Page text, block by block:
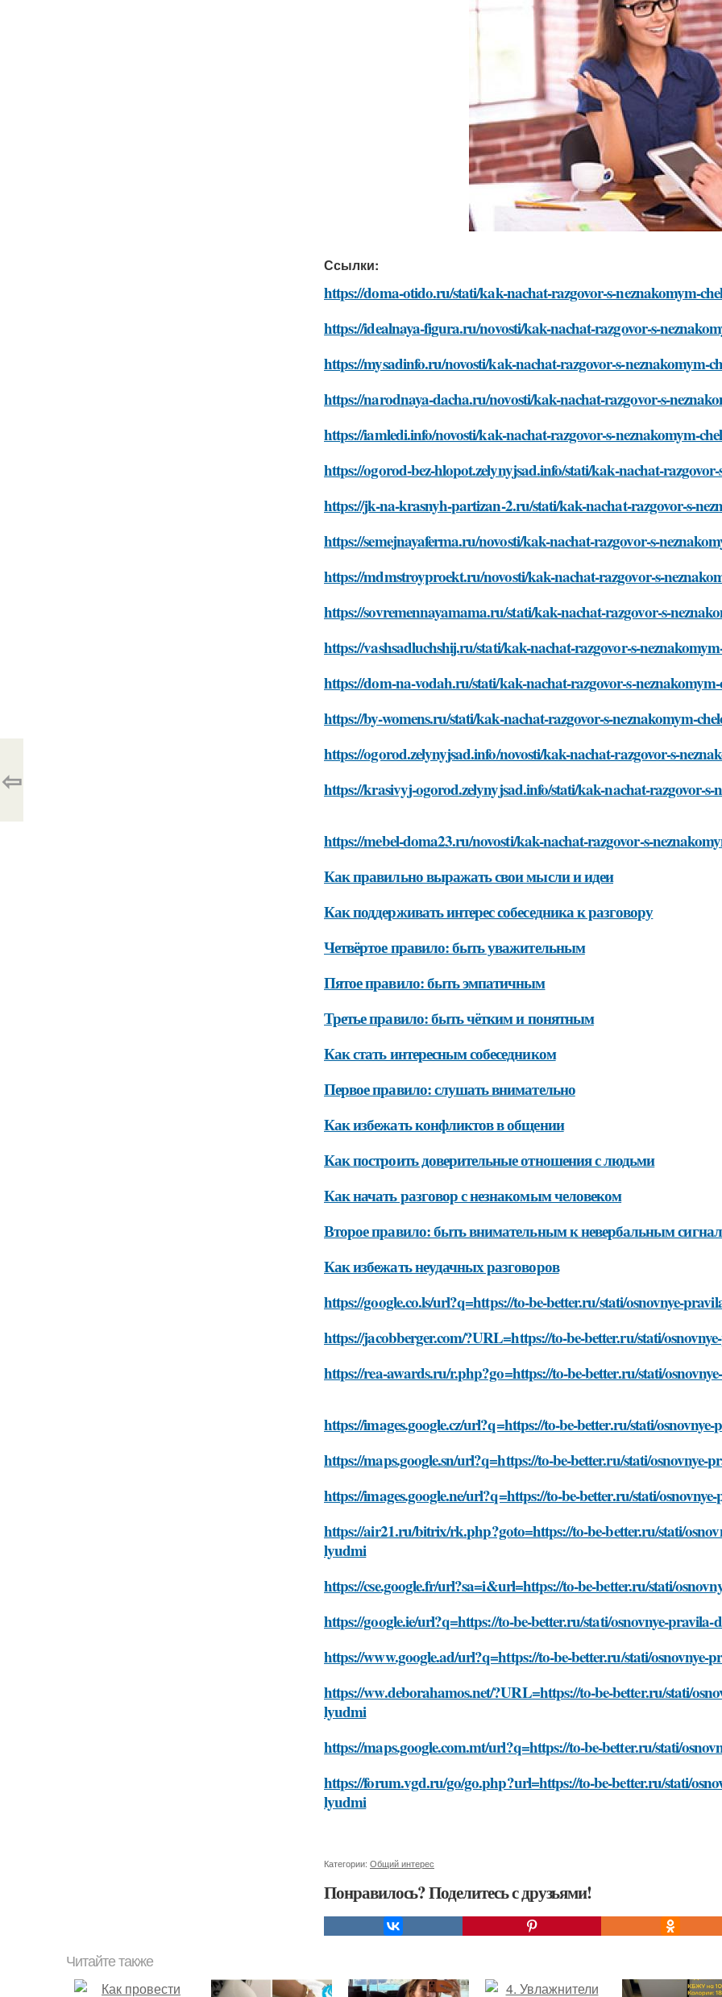
Ссылки:
https://doma-otido.ru/stati/kak-nachat-razgovor-s-neznakomym-
https://idealnaya-figura.ru/novosti/kak-nachat-razgovor-s-
https://mysadinfo.ru/novosti/kak-nachat-razgovor-s-neznakomym-
https://narodnaya-dacha.ru/novosti/kak-nachat-razgovor-s-
https://iamledi.info/novosti/kak-nachat-razgovor-s-neznakomym-
https://ogorod-bez-hlopot.zelynyjsad.info/stati/kak-nachat-
https://jk-na-krasnyh-partizan-2.ru/stati/kak-nachat-razgovor-s-
https://semejnayaferma.ru/novosti/kak-nachat-razgovor-s-
https://mdmstroyproekt.ru/novosti/kak-nachat-razgovor-s-
https://sovremennayamama.ru/stati/kak-nachat-razgovor-s-
https://vashsadluchshij.ru/stati/kak-nachat-razgovor-s-
https://dom-na-vodah.ru/stati/kak-nachat-razgovor-s-
https://by-womens.ru/stati/kak-nachat-razgovor-s-neznakomym-
https://ogorod.zelynyjsad.info/novosti/kak-nachat-razgovor-s-
https://krasivyj-ogorod.zelynyjsad.info/stati/kak-nachat-razgovor-s-
https://mebel-doma23.ru/novosti/kak-nachat-razgovor-s-
Как правильно выражать свои мысли и идеи
Как поддерживать интерес собеседника к разговору
Четвёртое правило: быть уважительным
Пятое правило: быть эмпатичным
Третье правило: быть чётким и понятным
Как стать интересным собеседником
Первое правило: слушать внимательно
Как избежать конфликтов в общении
Как построить доверительные отношения с людьми
Как начать разговор с незнакомым человеком
Второе правило: быть внимательным к невербальным
Как избежать неудачных разговоров
https://google.co.ls/url?q=https://to-be-better.ru/stati/osnovnye-
https://jacobberger.com/?URL=https://to-be-better.ru/stati/
https://rea-awards.ru/r.php?go=https://to-be-better.ru/stati/
https://images.google.cz/url?q=https://to-be-better.ru/stati/
https://maps.google.sn/url?q=https://to-be-better.ru/stati/osnovnye-
https://images.google.ne/url?q=https://to-be-better.ru/stati/
https://air21.ru/bitrix/rk.php?goto=https://to-be-better.ru/stati/
lyudmi
https://cse.google.fr/url?sa=i&url=https://to-be-better.ru/stati/
https://google.ie/url?q=https://to-be-better.ru/stati/osnovnye-
https://www.google.ad/url?q=https://to-be-better.ru/stati/osnovnye-
https://ww.deborahamos.net/?URL=https://to-be-better.ru/stati/
lyudmi
https://maps.google.com.mt/url?q=https://to-be-better.ru/stati/
https://forum.vgd.ru/go/go.php?url=https://to-be-better.ru/stati/
lyudmi
Категории: Общий интерес
Понравилось? Поделитесь с друзьями!
⇦
Читайте также